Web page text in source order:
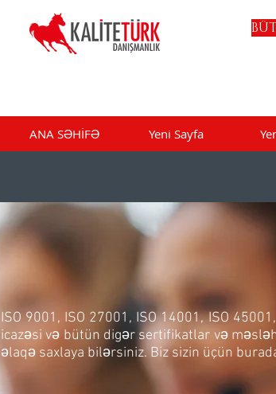
ANA SƏHİFƏ Yeni Sayfa
ISO 9001, ISO 27001, ISO 14001, ISO
icazəsi və bütün digər sertifikatlar və
əlaqə saxlaya bilərsiniz. Biz sizin üçün